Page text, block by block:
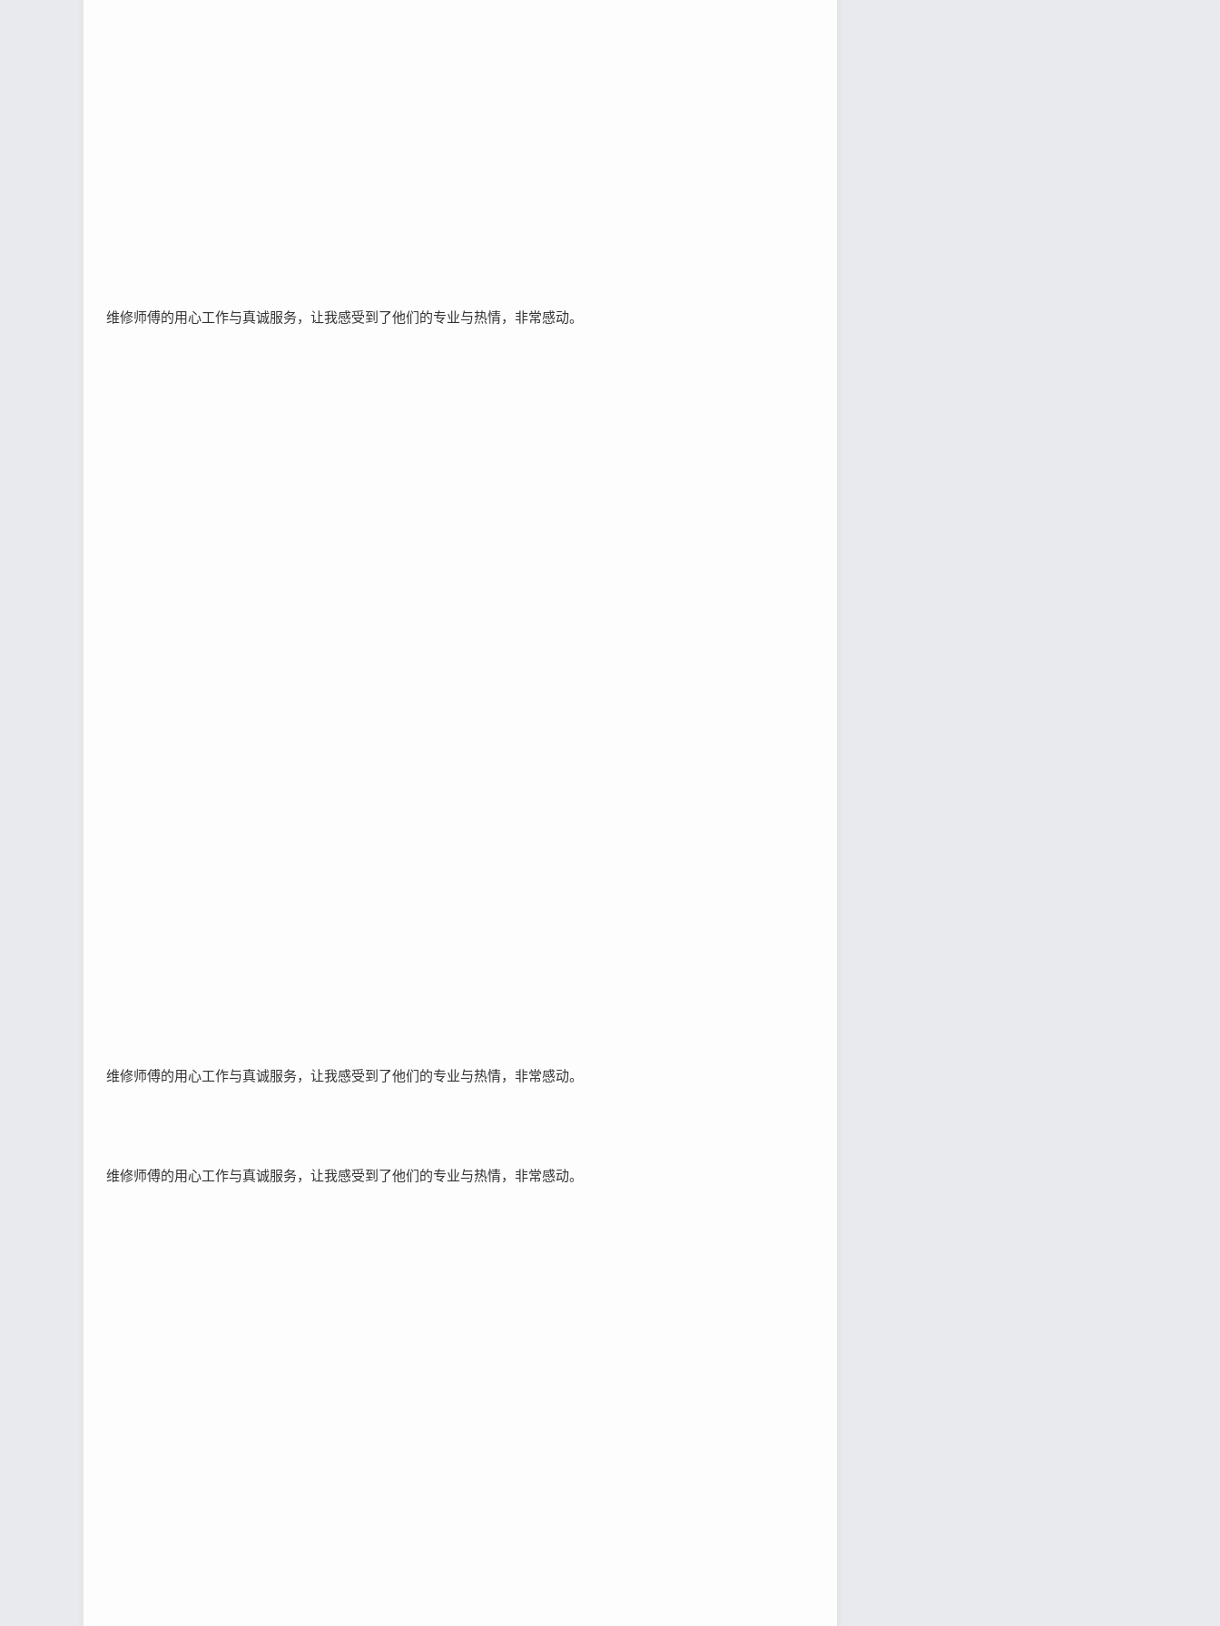
维修师傅的用心工作与真诚服务，让我感受到了他们的专业与热情，非常感动。
维修师傅的用心工作与真诚服务，让我感受到了他们的专业与热情，非常感动。
维修师傅的用心工作与真诚服务，让我感受到了他们的专业与热情，非常感动。